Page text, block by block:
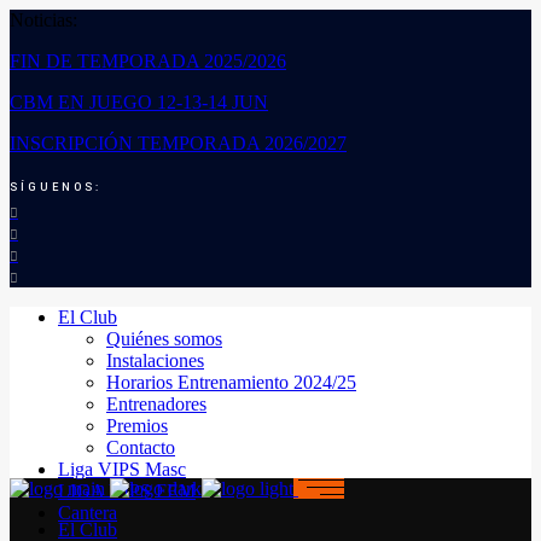
Noticias:
FIN DE TEMPORADA 2025/2026
CBM EN JUEGO 12-13-14 JUN
INSCRIPCIÓN TEMPORADA 2026/2027
SÍGUENOS:
El Club
Quiénes somos
Instalaciones
Horarios Entrenamiento 2024/25
Entrenadores
Premios
Contacto
Liga VIPS Masc
LIGA VIPS FEM
Cantera
El Club